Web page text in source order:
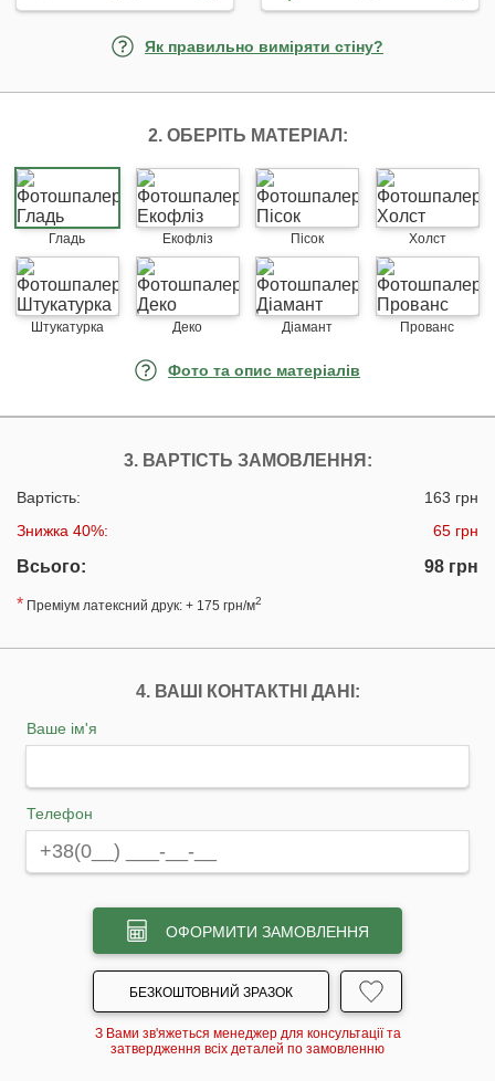
Як правильно виміряти стіну?
2. ОБЕРІТЬ МАТЕРІАЛ:
Гладь Екофліз Пісок Холст
Штукатурка Деко Діамант Прованс
Фото та опис матеріалів
3. ВАРТІСТЬ ЗАМОВЛЕННЯ:
Вартість:
163 грн
Знижка 40%:
65 грн
Всього:
98 грн
* Преміум латексний друк: + 175 грн/м2
4. ВАШІ КОНТАКТНІ ДАНІ:
Ваше ім'я
Телефон
ОФОРМИТИ ЗАМОВЛЕННЯ
БЕЗКОШТОВНИЙ ЗРАЗОК
З Вами зв'яжеться менеджер для консультації та
затвердження всіх деталей по замовленню